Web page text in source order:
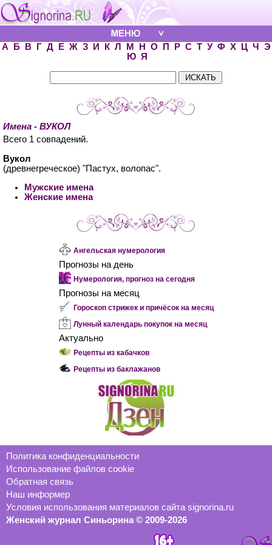
А Б В Г Д Е Ж З И К Л М Н О П Р С Т У Ф Х Ц Ч
Э
Ю Я
Имена - ВУКОЛ
Всего 1 совпадений.
Вукол
(древнегреческое) "Пастух, волопас".
Мужские имена
Женские имена
Ангельская нумерология
Прогнозы на день
Нумерология, прогноз на сегодня
Прогнозы на месяц
Гороскоп стрижек и причёсок на месяц
Лунный календарь покупок на месяц
Актуально
Рецепты из кабачков
Рецепты из баклажанов
Политика конфиденциальности
Использование файлов cookie
Обратная связь
Наш информер
Условия использования материалов сайта signorina.ru
Женский журнал Синьорина © 2009-2026